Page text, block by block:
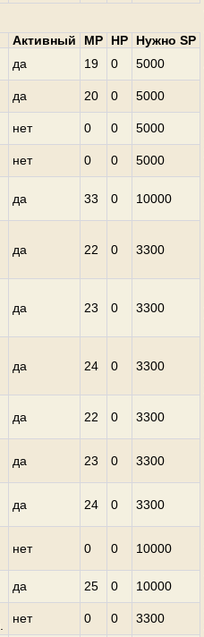
Активный MP HP
Нужно SP
да 19 0
5000
да 20 0
5000
нет 0 0
5000
нет 0 0
5000
да 33 0 10000
да 22 0 3300
да 23 0 3300
да 24 0 3300
да 22 0 3300
да 23 0 3300
да 24 0 3300
нет 0 0 10000
да 25 0
10000
нет 0 0
3300